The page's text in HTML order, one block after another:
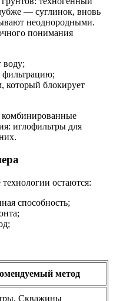
— суглинок, вновь
неоднородными.
понимания
воду;
фильтрацию;
который блокирует
комбинированные
иглофильтры для
остаются:
способность;
метод
Скважины